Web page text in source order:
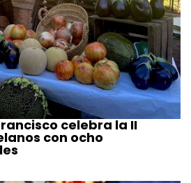
celebra la II
con ocho